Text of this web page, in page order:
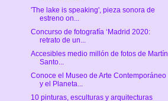
'The lake is speaking', pieza sonora de
estreno on...
Concurso de fotografía ‘Madrid 2020:
retrato de un...
Accesibles medio millón de fotos de Martín
Santo...
Conoce el Museo de Arte Contemporáneo
y el Planeta...
10 pinturas, esculturas y arquitecturas